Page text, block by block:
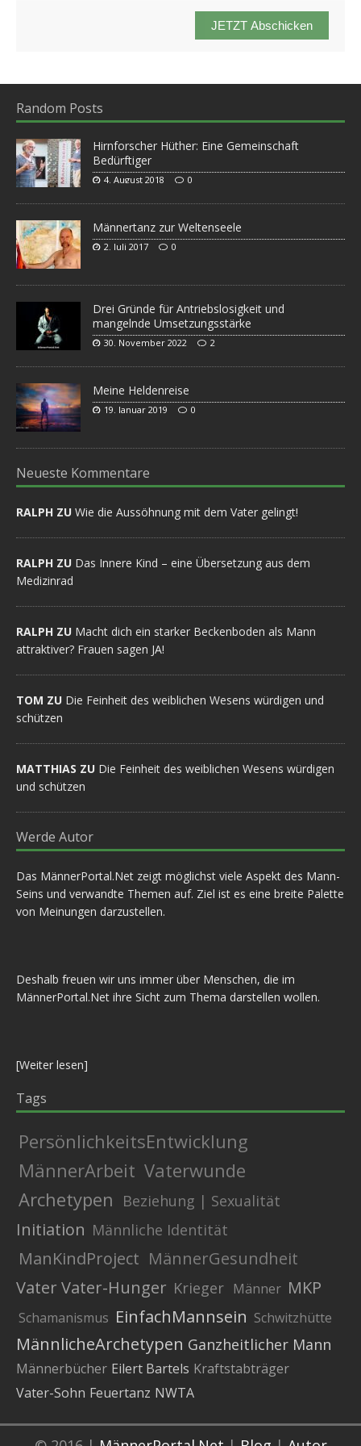
JETZT Abschicken
Random Posts
Hirnforscher Hüther: Eine Gemeinschaft
Bedürftiger
4. August 2018 0
Männertanz zur Weltenseele
2. Juli 2017 0
Drei Gründe für Antriebslosigkeit und
mangelnde Umsetzungsstärke
30. November 2022 2
Meine Heldenreise
19. Januar 2019 0
Neueste Kommentare
RALPH ZU Wie die Aussöhnung mit dem Vater gelingt!
RALPH ZU Das Innere Kind – eine Übersetzung aus dem
Medizinrad
RALPH ZU Macht dich ein starker Beckenboden als Mann
attraktiver? Frauen sagen JA!
TOM ZU Die Feinheit des weiblichen Wesens würdigen und
schützen
MATTHIAS ZU Die Feinheit des weiblichen Wesens würdigen
und schützen
Werde Autor
Das MännerPortal.Net zeigt möglichst viele Aspekt des Mann-
Seins und verwandte Themen auf. Ziel ist es eine breite Palette
von Meinungen darzustellen.
Deshalb freuen wir uns immer über Menschen, die im
MännerPortal.Net ihre Sicht zum Thema darstellen wollen.
[Weiter lesen]
Tags
PersönlichkeitsEntwicklung
MännerArbeit Vaterwunde
Archetypen
Beziehung | Sexualität
Initiation Männliche Identität
ManKindProject MännerGesundheit
Vater Vater-Hunger Krieger Männer MKP
Schamanismus EinfachMannsein Schwitzhütte
MännlicheArchetypen Ganzheitlicher Mann
Männerbücher Eilert Bartels Kraftstabträger
Vater-Sohn Feuertanz NWTA